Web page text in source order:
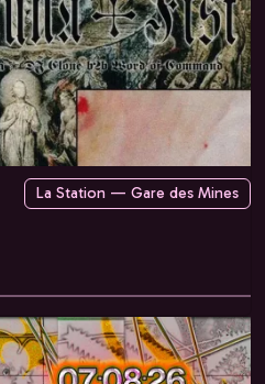
La Station — Gare des Mines